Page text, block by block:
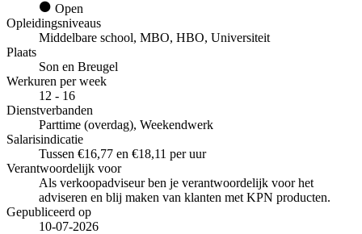
Open
Opleidingsniveaus
Middelbare school, MBO, HBO, Universiteit
Plaats
Son en Breugel
Werkuren per week
12 - 16
Dienstverbanden
Parttime (overdag), Weekendwerk
Salarisindicatie
Tussen €16,77 en €18,11 per uur
Verantwoordelijk voor
Als verkoopadviseur ben je verantwoordelijk voor het
adviseren en blij maken van klanten met KPN producten.
Gepubliceerd op
10-07-2026